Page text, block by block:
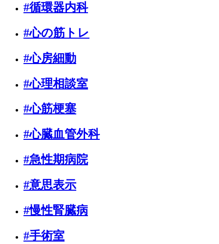
#循環器内科
#心の筋トレ
#心房細動
#心理相談室
#心筋梗塞
#心臓血管外科
#急性期病院
#意思表示
#慢性腎臓病
#手術室